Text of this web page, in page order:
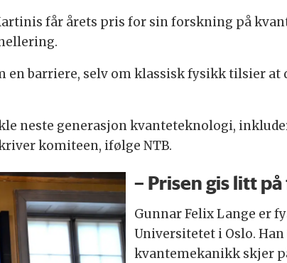
får årets pris for sin forskning på
barriere, selv om klassisk fysikk tilsier at
neste generasjon kvanteteknologi,
komiteen, ifølge NTB.
– Prisen gis litt
Gunnar Felix Lange er
Universitetet i Oslo.
kvantemekanikk skjer